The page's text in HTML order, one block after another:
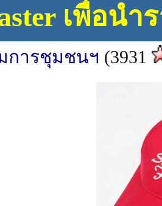
เพื่อน
การชุมชนฯ (3931